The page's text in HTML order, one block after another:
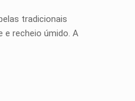
tradicionais
e recheio úmido. A